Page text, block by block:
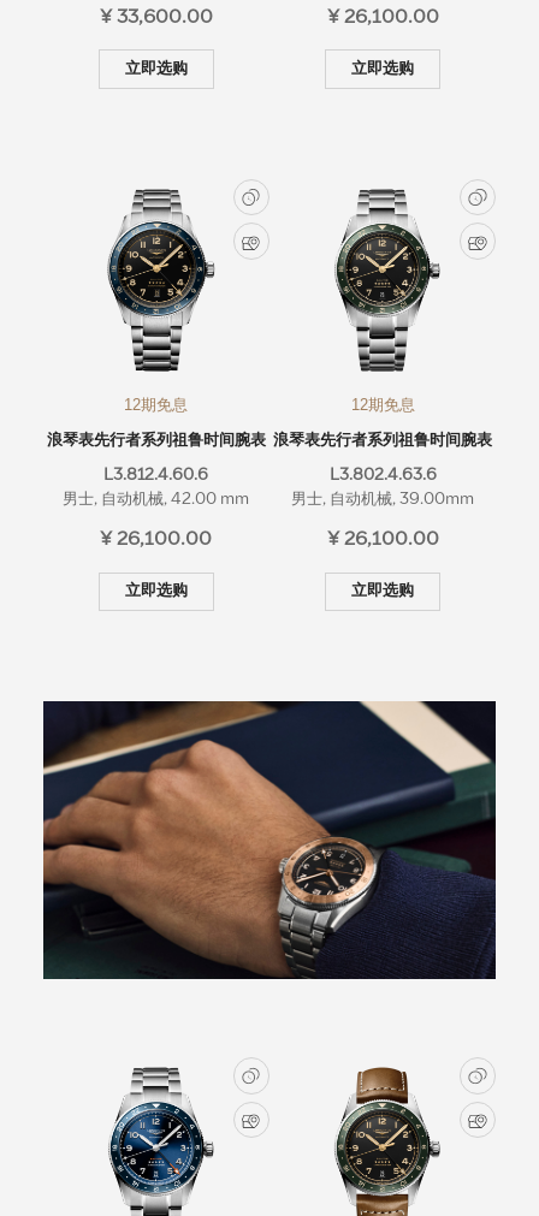
¥ 33,600.00
立即选购
¥ 26,100.00
立即选购
12期免息
浪琴表先行者系列祖鲁时间腕表
L3.812.4.60.6
男士, 自动机械, 42.00 mm
¥ 26,100.00
立即选购
12期免息
浪琴表先行者系列祖鲁时间腕表
L3.802.4.63.6
男士, 自动机械, 39.00mm
¥ 26,100.00
立即选购